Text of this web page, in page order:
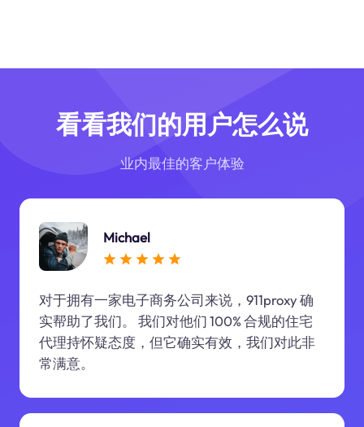
看看我们的用户怎么说
业内最佳的客户体验
Michael
对于拥有一家电子商务公司来说，911proxy 确
实帮助了我们。 我们对他们 100% 合规的住宅
代理持怀疑态度，但它确实有效，我们对此非
常满意。